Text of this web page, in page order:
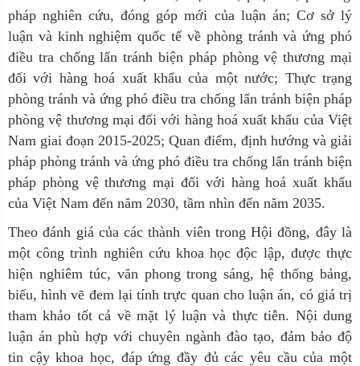
pháp nghiên cứu, đóng góp mới của luận án; Cơ sở lý
luận và kinhnghiệm quốc tế về phòng tránh và ứng phó
điều tra chống lẩn tránh biện pháp phòng vệ thương mại
đối với hàng hoá xuất khẩu của một nước; Thực trạng
phòng tránh và ứng phó điều tra chống lẩn tránh biện pháp
phòng vệ thương mại đối với hàng hoá xuất khẩu của Việt
Nam giai đoạn 2015-2025; Quan điểm, định hướng và giải
pháp phòng tránh và ứng phó điều tra chống lẩn tránh biện
pháp phòng vệ thương mại đối với hàng hoá xuất khẩu
của Việt Nam đến năm 2030, tầm nhìn đến năm 2035.
Theo đánh giá của các thành viên trong Hội đồng, đâylà
một công trình nghiên cứu khoa học độc lập, được thực
hiện nghiêm túc, văn phong trong sáng, hệ thống bảng,
biểu, hình vẽ đem lại tính trực quan cho luận án, có giá trị
tham khảo tốt cả về mặt lý luận và thực tiễn. Nội dung
luận án phù hợp với chuyên ngành đào tạo, đảm bảo độ
tin cậy khoa học, đáp ứng đầy đủ các yêu cầu của một